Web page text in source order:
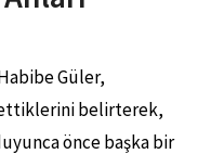
Güler,
belirterek,
önce başka bir